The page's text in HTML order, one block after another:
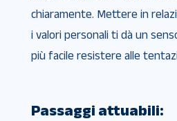
chiaramente. Mettere in
i valori personali ti dà un
più facile resistere alle
Passaggi attuabili: